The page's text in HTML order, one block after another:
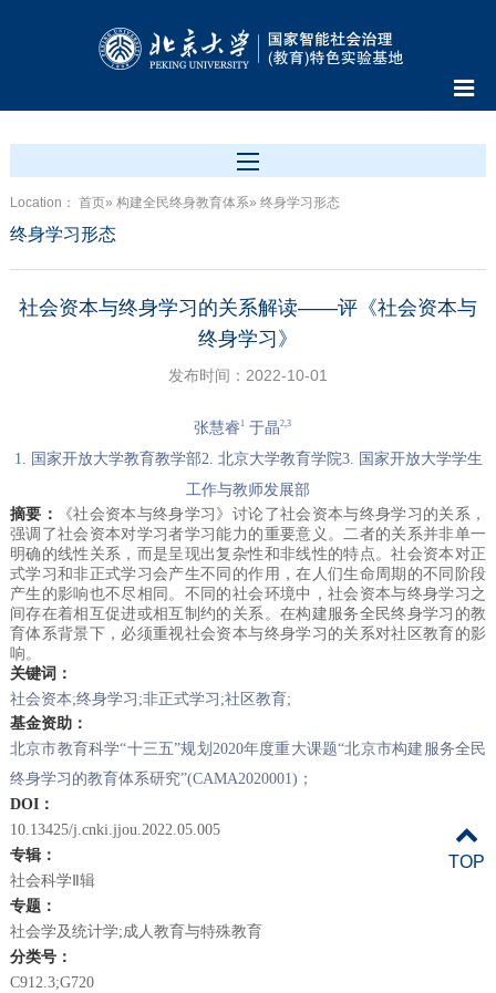
Location： 首页» 构建全民终身教育体系» 终身学习形态
终身学习形态
社会资本与终身学习的关系解读——评《社会资本与
终身学习》
发布时间：2022-10-01
张慧睿 1 于晶2,3
1. 国家开放大学教育教学部2. 北京大学教育学院3. 国家开放大学学生
工作与教师发展部
摘要：
《社会资本与终身学习》讨论了社会资本与终身学习的关系，
强调了社会资本对学习者学习能力的重要意义。二者的关系并非单一
明确的线性关系，而是呈现出复杂性和非线性的特点。社会资本对正
式学习和非正式学习会产生不同的作用，在人们生命周期的不同阶段
产生的影响也不尽相同。不同的社会环境中，社会资本与终身学习之
间存在着相互促进或相互制约的关系。在构建服务全民终身学习的教
育体系背景下，必须重视社会资本与终身学习的关系对社区教育的影
响。
关键词：
社会资本;终身学习;非正式学习;社区教育;
基金资助：
北京市教育科学“十三五”规划2020年度重大课题“北京市构建服务全民
终身学习的教育体系研究”(CAMA2020001)；
DOI：
10.13425/j.cnki.jjou.2022.05.005
专辑：
社会科学Ⅱ辑
专题：
社会学及统计学;成人教育与特殊教育
分类号：
C912.3;G720
TOP